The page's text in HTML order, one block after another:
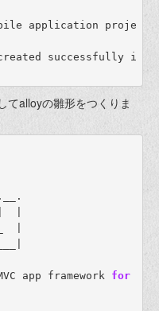
application proje
successfully i
てalloyの雛形をつくりま
|
app framework
for